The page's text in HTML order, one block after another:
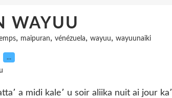
WAYUU
, maipuran, vénézuela, wayuu, wayuunaiki
…
a midi kale՚ u soir aliika nuit ai jour ka՚